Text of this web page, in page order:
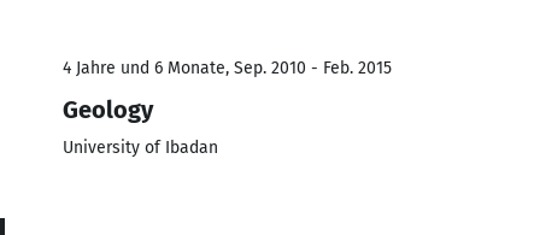
4 Jahre und 6 Monate, Sep. 2010 - Feb. 2015
Geology
University of Ibadan